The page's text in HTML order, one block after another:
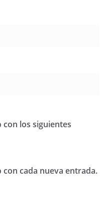
los siguientes
cada nueva entrada.